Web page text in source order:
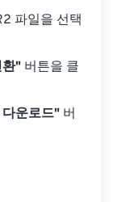
파일을 선택
환" 버튼을 클
다운로드" 버